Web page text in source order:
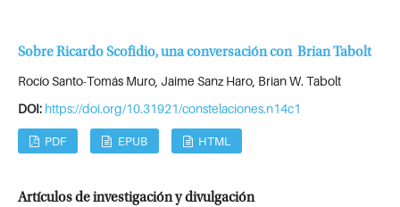
Sobre Ricardo Scofidio, una conversación con Brian Tabolt
Rocío Santo-Tomás Muro, Jaime Sanz Haro, Brian W. Tabolt
DOI: https://doi.org/10.31921/constelaciones.n14c1
PDF EPUB HTML
Artículos de investigación y divulgación